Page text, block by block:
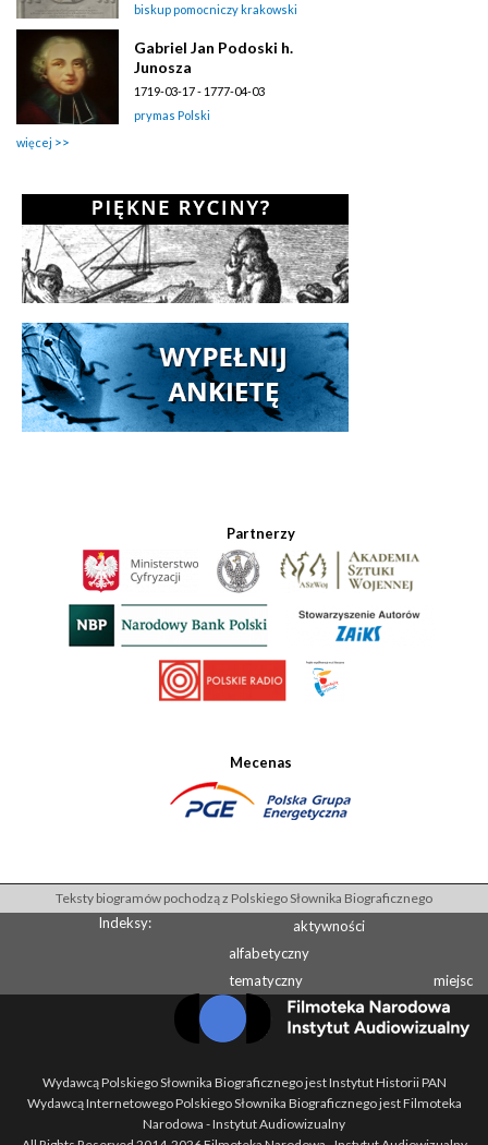
biskup pomocniczy krakowski
Gabriel Jan Podoski h.
Junosza
1719-03-17 - 1777-04-03
prymas Polski
więcej
Partnerzy
Mecenas
Teksty biogramów pochodzą z Polskiego Słownika Biograficznego
Indeksy:
aktywności
alfabetyczny
tematyczny
miejsc
Wydawcą Polskiego Słownika Biograficznego jest Instytut Historii PAN
Wydawcą Internetowego Polskiego Słownika Biograficznego jest Filmoteka
Narodowa - Instytut Audiowizualny